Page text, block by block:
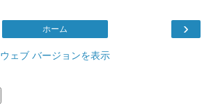
›
ホーム
ウェブ バージョンを表示